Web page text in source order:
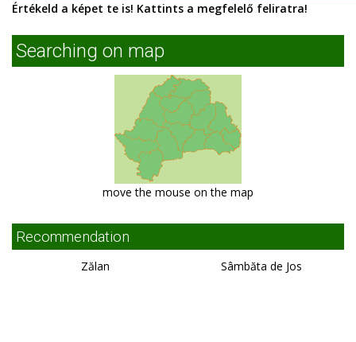
Értékeld a képet te is! Kattints a megfelelő feliratra!
Searching on map
move the mouse on the map
Recommendation
Zălan Sâmbăta de Jos